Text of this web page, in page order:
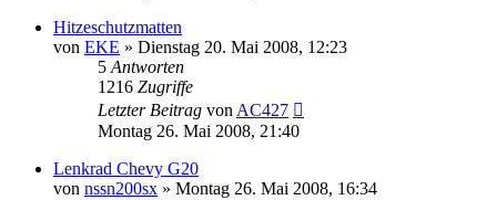
Hitzeschutzmatten
von EKE » Dienstag 20. Mai 2008, 12:23
5 Antworten
1216 Zugriffe
Letzter Beitrag von AC427
Montag 26. Mai 2008, 21:40
Lenkrad Chevy G20
von nssn200sx » Montag 26. Mai 2008, 16:34